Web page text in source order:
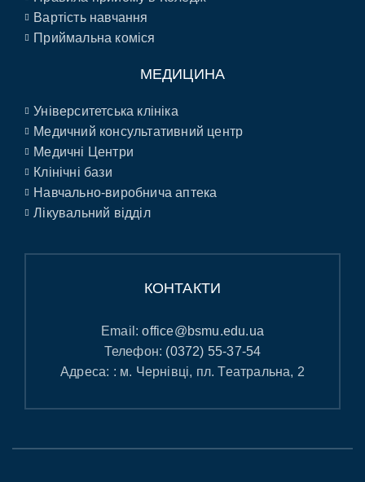
Вартість навчання
Приймальна коміся
МЕДИЦИНА
Університетська клініка
Медичний консультативний центр
Медичні Центри
Клінічні бази
Навчально-виробнича аптека
Лікувальний відділ
КОНТАКТИ
Email:office@bsmu.edu.ua
Телефон: (0372) 55-37-54
Адреса: : м. Чернівці, пл. Театральна, 2